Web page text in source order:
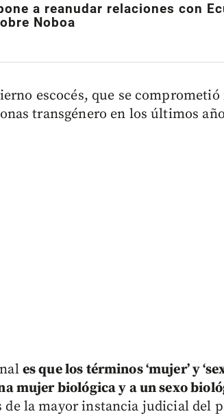
a reanudar relaciones con
Noboa
escocés, que se
transgénero en los últimos
es que los términos ‘mujer’ y
mujer biológica y a un sexo
la mayor instancia judicial del